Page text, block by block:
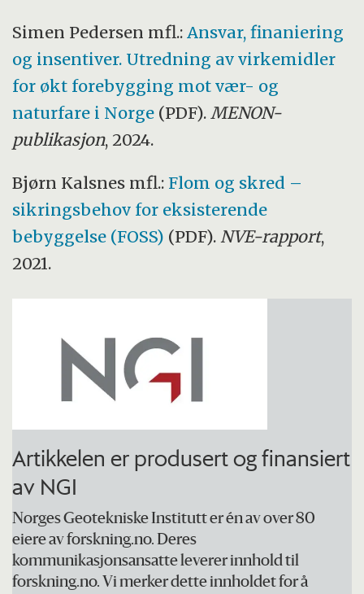
Simen Pedersen mfl.: Ansvar, finaniering
og insentiver. Utredning av virkemidler
for økt forebygging mot vær- og
naturfare i Norge (PDF). MENON-
publikasjon, 2024.
Bjørn Kalsnes mfl.:Flom og skred –
sikringsbehov for eksisterende
bebyggelse (FOSS) (PDF). NVE-rapport,
2021.
Artikkelen er produsert og finansiert
av NGI
Norges Geotekniske Institutt er én av over 80
eiere av forskning.no. Deres
kommunikasjonsansatte leverer innhold til
forskning.no. Vi merker dette innholdet for å